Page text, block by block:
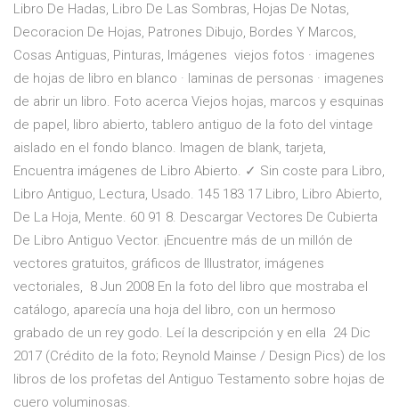
Libro De Hadas, Libro De Las Sombras, Hojas De Notas,
Decoracion De Hojas, Patrones Dibujo, Bordes Y Marcos,
Cosas Antiguas, Pinturas, Imágenes viejos fotos · imagenes
de hojas de libro en blanco · laminas de personas · imagenes
de abrir un libro. Foto acerca Viejos hojas, marcos y esquinas
de papel, libro abierto, tablero antiguo de la foto del vintage
aislado en el fondo blanco. Imagen de blank, tarjeta,
Encuentra imágenes de Libro Abierto. ✓ Sin coste para Libro,
Libro Antiguo, Lectura, Usado. 145 183 17 Libro, Libro Abierto,
De La Hoja, Mente. 60 91 8. Descargar Vectores De Cubierta
De Libro Antiguo Vector. ¡Encuentre más de un millón de
vectores gratuitos, gráficos de Illustrator, imágenes
vectoriales, 8 Jun 2008 En la foto del libro que mostraba el
catálogo, aparecía una hoja del libro, con un hermoso
grabado de un rey godo. Leí la descripción y en ella 24 Dic
2017 (Crédito de la foto; Reynold Mainse / Design Pics) de los
libros de los profetas del Antiguo Testamento sobre hojas de
cuero voluminosas.